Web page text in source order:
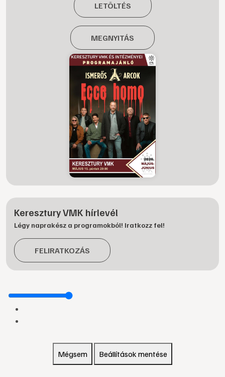
LETÖLTÉS
MEGNYITÁS
Keresztury VMK hírlevél
Légy naprakész a programokból! Iratkozz fel!
FELIRATKOZÁS
Mégsem Beállítások mentése